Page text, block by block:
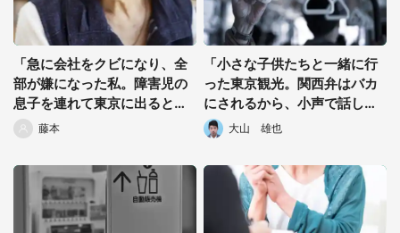
「急に会社をクビになり、全
部が嫌になった私。障害児の
息子を連れて東京に出ると、
見知らぬおばさんが電車
で...」（愛知県・30代女性）
藤本
「小さな子供たちと一緒に行
った東京観光。関西弁はバカ
にされるから、小声で話して
いると...」（40代・性別不
明）
大山 雄也